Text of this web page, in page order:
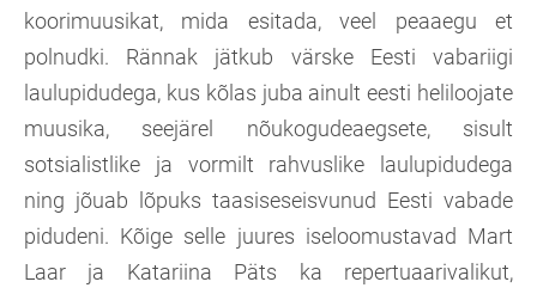
koorimuusikat, mida esitada, veel peaaegu et
polnudki. Rännak jätkub värske Eesti vabariigi
laulupidudega, kus kõlas juba ainult eesti heliloojate
muusika, seejärel nõukogudeaegsete, sisult
sotsialistlike ja vormilt rahvuslike laulupidudega
ning jõuab lõpuks taasiseseisvunud Eesti vabade
pidudeni. Kõige selle juures iseloomustavad Mart
Laar ja Katariina Päts ka repertuaarivalikut,